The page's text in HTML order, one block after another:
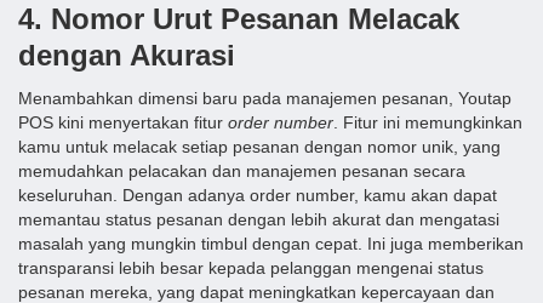
4. Nomor Urut Pesanan Melacak
dengan Akurasi
Menambahkan dimensi baru pada manajemen pesanan, Youtap
POS kini menyertakan fitur order number . Fitur ini memungkinkan
kamu untuk melacak setiap pesanan dengan nomor unik, yang
memudahkan pelacakan dan manajemen pesanan secara
keseluruhan. Dengan adanya order number, kamu akan dapat
memantau status pesanan dengan lebih akurat dan mengatasi
masalah yang mungkin timbul dengan cepat. Ini juga memberikan
transparansi lebih besar kepada pelanggan mengenai status
pesanan mereka, yang dapat meningkatkan kepercayaan dan